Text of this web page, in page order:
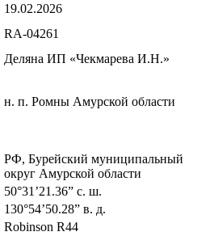
19.02.2026
RA-04261
Деляна ИП «Чекмарева И.Н.»
н. п. Ромны Амурской области
РФ, Бурейский муниципальный
округ Амурской области
50°31’21.36” с. ш.
130°54’50.28” в. д.
Robinson R44